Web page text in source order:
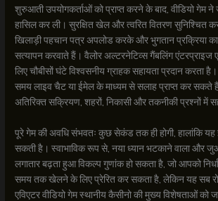
शुरुआती उपयोगकर्ताओं को प्राप्त करने के बाद, वीडियो गेम ने
हासिल कर ली। सुरक्षित खेल और त्वरित वितरण सुनिश्चित
खिलाड़ी पहचान पत्र अपलोड करके और भुगतान प्रक्रिया
सत्यापन करवाते हैं। वैलोर अल्टरनेटिव्स गैंबलिंग एंटरप्राइज
लिए चौबीसों घंटे विश्वसनीय ग्राहक सहायता प्रदान करता है।
समय लाइव चैट या ईमेल के माध्यम से सलाह प्राप्त कर सकते
अतिरिक्त सक्रियण, शहरों, निकासी और तकनीकी प्रश्नों में
पूरे गेम की अवधि संभवतः कुछ सेकंड तक ही होगी, हालांकि
सकती है। स्वाभाविक रूप से, नया ध्यान भटकाने वाला और
लगातार बढ़ता हुआ विकल्प गुणांक हो सकता है, जो आपको
समय तक खेलने के लिए प्रेरित कर सकता है, लेकिन यह सब
एविएटर वीडियो गेम स्थानीय कैसीनो की मुख्य विशेषताओं